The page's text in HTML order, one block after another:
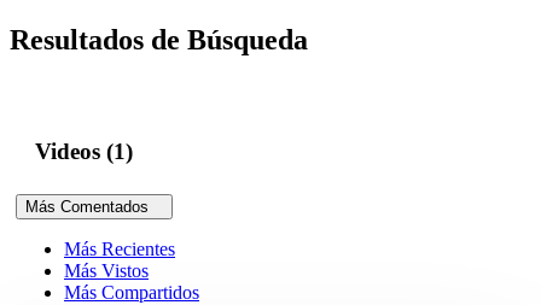
Resultados de Búsqueda
Videos (1)
Más Comentados
Más Recientes
Más Vistos
Más Compartidos